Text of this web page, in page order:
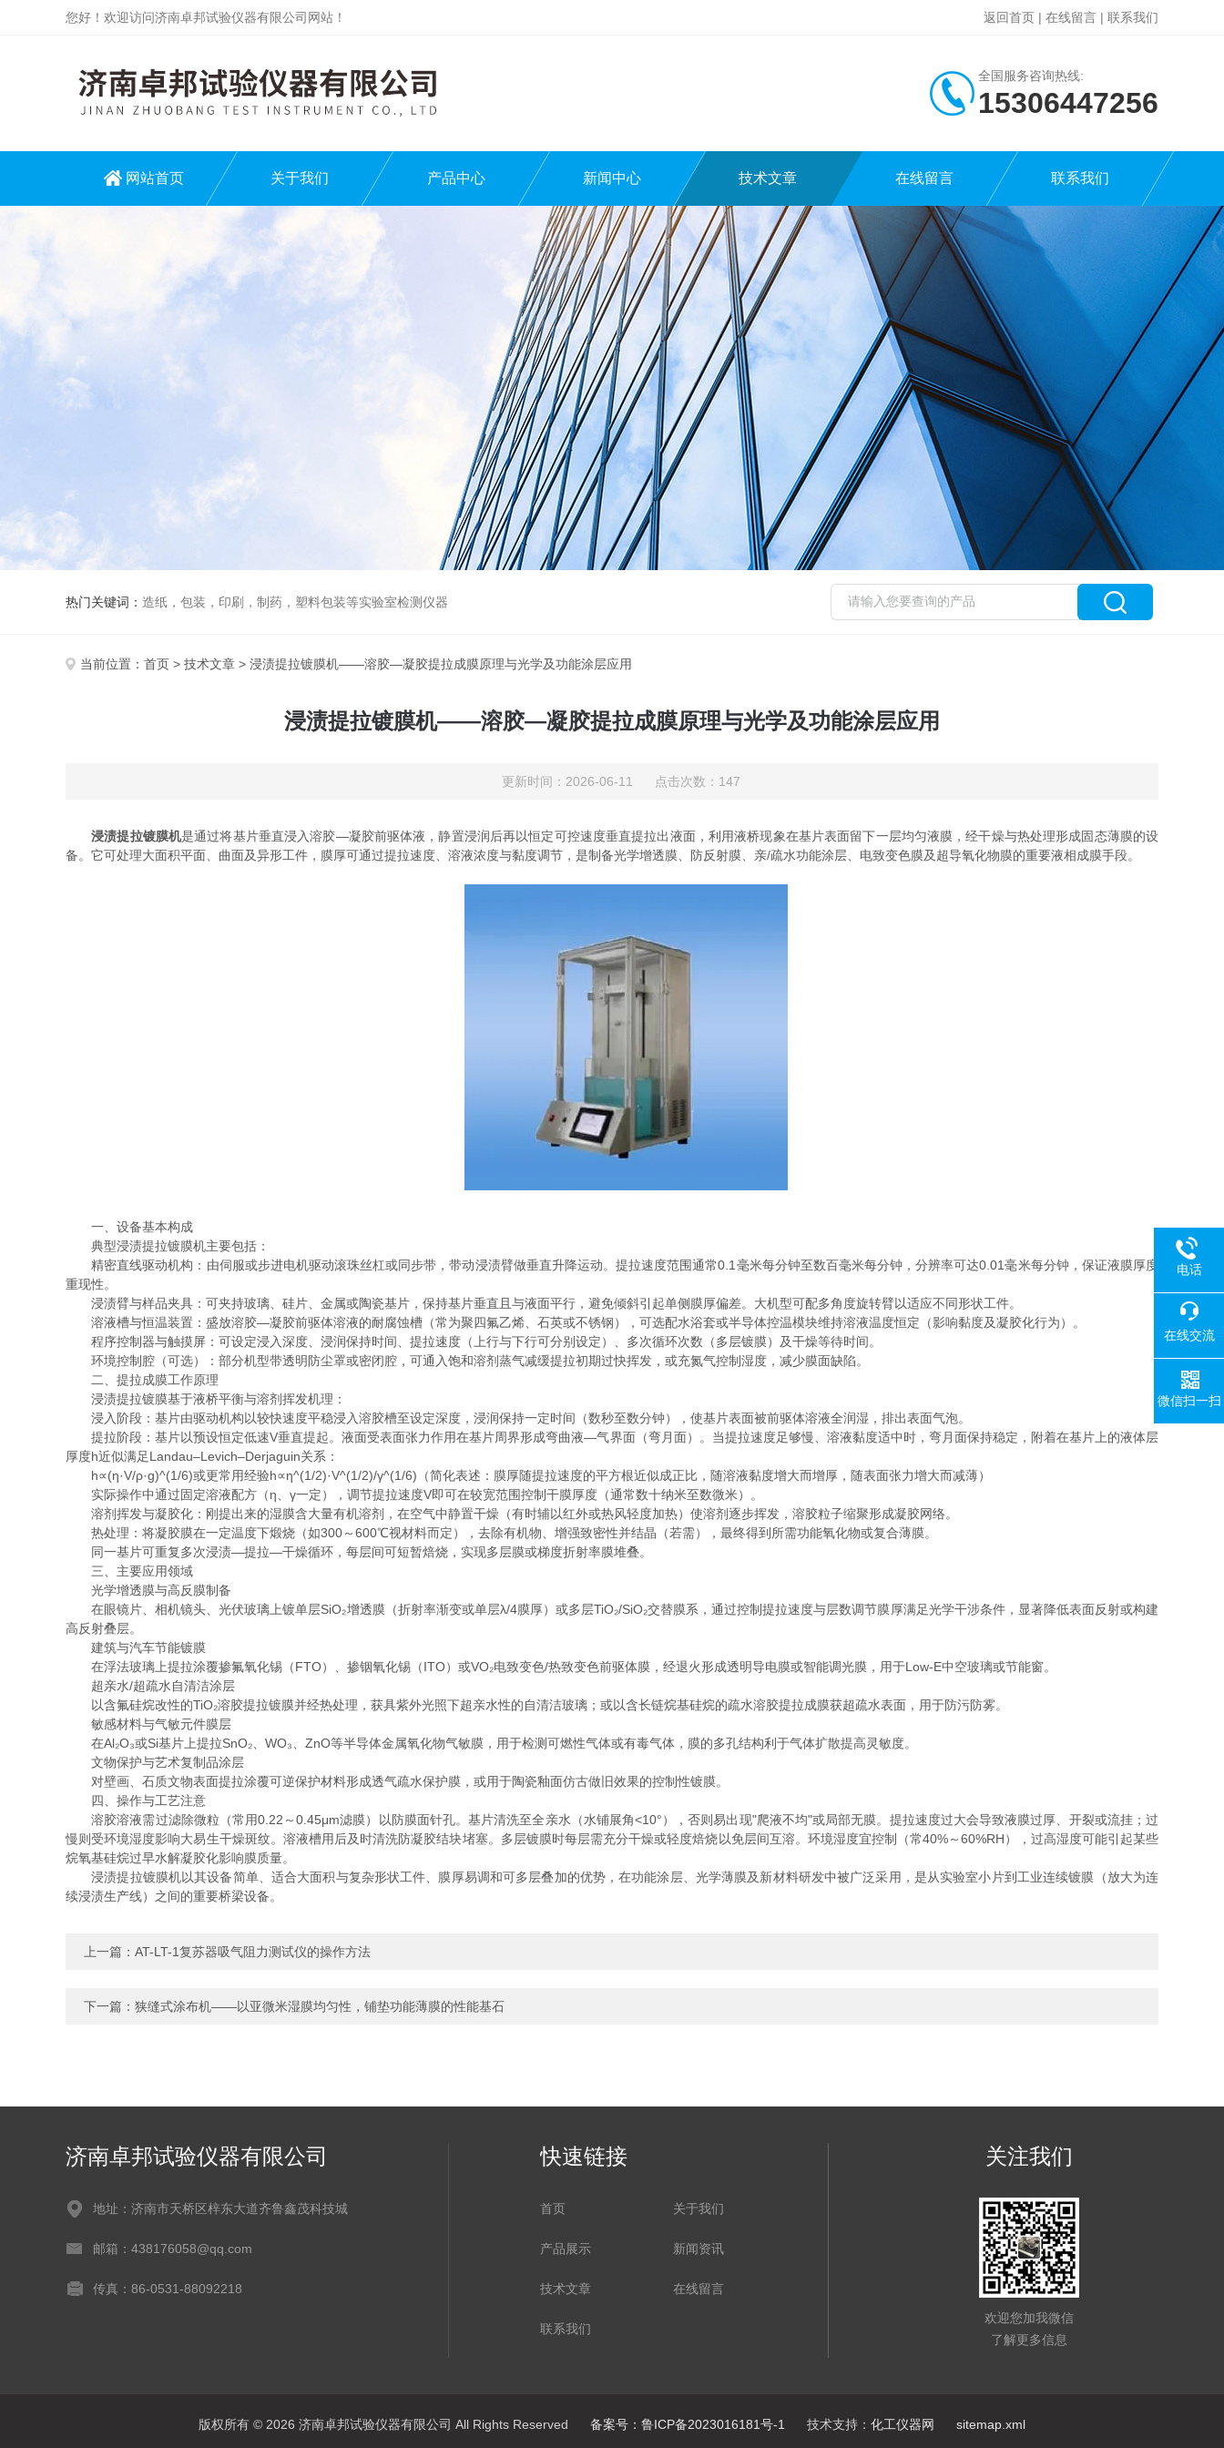
您好！欢迎访问济南卓邦试验仪器有限公司网站！ 返回首页 | 在线留言 | 联系我们
全国服务咨询热线:
15306447256
网站首页 关于我们 产品中心 新闻中心 技术文章 在线留言 联系我们
热门关键词： 造纸，包装，印刷，制药，塑料包装等实验室检测仪器
当前位置： 首页 > 技术文章 > 浸渍提拉镀膜机——溶胶—凝胶提拉成膜原理与光学及功能涂层应用
浸渍提拉镀膜机——溶胶—凝胶提拉成膜原理与光学及功能涂层应用
更新时间：2026-06-11 点击次数：147
浸渍提拉镀膜机是通过将基片垂直浸入溶胶—凝胶前驱体液，静置浸润后再以恒定可控速度垂直提拉出液面，利用液桥现象在基片表面留下一层均匀液膜，经干燥与热处理形成固态薄膜的设
备。它可处理大面积平面、曲面及异形工件，膜厚可通过提拉速度、溶液浓度与黏度调节，是制备光学增透膜、防反射膜、亲/疏水功能涂层、电致变色膜及超导氧化物膜的重要液相成膜手段。
一、设备基本构成
典型浸渍提拉镀膜机主要包括：
精密直线驱动机构：由伺服或步进电机驱动滚珠丝杠或同步带，带动浸渍臂做垂直升降运动。提拉速度范围通常0.1毫米每分钟至数百毫米每分钟，分辨率可达0.01毫米每分钟，保证液膜厚度
重现性。
浸渍臂与样品夹具：可夹持玻璃、硅片、金属或陶瓷基片，保持基片垂直且与液面平行，避免倾斜引起单侧膜厚偏差。大机型可配多角度旋转臂以适应不同形状工件。
溶液槽与恒温装置：盛放溶胶—凝胶前驱体溶液的耐腐蚀槽（常为聚四氟乙烯、石英或不锈钢），可选配水浴套或半导体控温模块维持溶液温度恒定（影响黏度及凝胶化行为）。
程序控制器与触摸屏：可设定浸入深度、浸润保持时间、提拉速度（上行与下行可分别设定）、多次循环次数（多层镀膜）及干燥等待时间。
环境控制腔（可选）：部分机型带透明防尘罩或密闭腔，可通入饱和溶剂蒸气减缓提拉初期过快挥发，或充氮气控制湿度，减少膜面缺陷。
二、提拉成膜工作原理
浸渍提拉镀膜基于液桥平衡与溶剂挥发机理：
浸入阶段：基片由驱动机构以较快速度平稳浸入溶胶槽至设定深度，浸润保持一定时间（数秒至数分钟），使基片表面被前驱体溶液全润湿，排出表面气泡。
提拉阶段：基片以预设恒定低速V垂直提起。液面受表面张力作用在基片周界形成弯曲液—气界面（弯月面）。当提拉速度足够慢、溶液黏度适中时，弯月面保持稳定，附着在基片上的液体层
厚度h近似满足Landau–Levich–Derjaguin关系：
h∝(η·V/ρ·g)^(1/6)或更常用经验h∝η^(1/2)·V^(1/2)/γ^(1/6)（简化表述：膜厚随提拉速度的平方根近似成正比，随溶液黏度增大而增厚，随表面张力增大而减薄）
实际操作中通过固定溶液配方（η、γ一定），调节提拉速度V即可在较宽范围控制干膜厚度（通常数十纳米至数微米）。
溶剂挥发与凝胶化：刚提出来的湿膜含大量有机溶剂，在空气中静置干燥（有时辅以红外或热风轻度加热）使溶剂逐步挥发，溶胶粒子缩聚形成凝胶网络。
热处理：将凝胶膜在一定温度下煅烧（如300～600℃视材料而定），去除有机物、增强致密性并结晶（若需），最终得到所需功能氧化物或复合薄膜。
同一基片可重复多次浸渍—提拉—干燥循环，每层间可短暂焙烧，实现多层膜或梯度折射率膜堆叠。
三、主要应用领域
光学增透膜与高反膜制备​
在眼镜片、相机镜头、光伏玻璃上镀单层SiO₂增透膜（折射率渐变或单层λ/4膜厚）或多层TiO₂/SiO₂交替膜系，通过控制提拉速度与层数调节膜厚满足光学干涉条件，显著降低表面反射或构建
高反射叠层。
建筑与汽车节能镀膜​
在浮法玻璃上提拉涂覆掺氟氧化锡（FTO）、掺铟氧化锡（ITO）或VO₂电致变色/热致变色前驱体膜，经退火形成透明导电膜或智能调光膜，用于Low‑E中空玻璃或节能窗。
超亲水/超疏水自清洁涂层​
以含氟硅烷改性的TiO₂溶胶提拉镀膜并经热处理，获具紫外光照下超亲水性的自清洁玻璃；或以含长链烷基硅烷的疏水溶胶提拉成膜获超疏水表面，用于防污防雾。
敏感材料与气敏元件膜层​
在Al₂O₃或Si基片上提拉SnO₂、WO₃、ZnO等半导体金属氧化物气敏膜，用于检测可燃性气体或有毒气体，膜的多孔结构利于气体扩散提高灵敏度。
文物保护与艺术复制品涂层​
对壁画、石质文物表面提拉涂覆可逆保护材料形成透气疏水保护膜，或用于陶瓷釉面仿古做旧效果的控制性镀膜。
四、操作与工艺注意
溶胶溶液需过滤除微粒（常用0.22～0.45μm滤膜）以防膜面针孔。基片清洗至全亲水（水铺展角<10°），否则易出现"爬液不均"或局部无膜。提拉速度过大会导致液膜过厚、开裂或流挂；过
慢则受环境湿度影响大易生干燥斑纹。溶液槽用后及时清洗防凝胶结块堵塞。多层镀膜时每层需充分干燥或轻度焙烧以免层间互溶。环境湿度宜控制（常40%～60%RH），过高湿度可能引起某些
烷氧基硅烷过早水解凝胶化影响膜质量。
浸渍提拉镀膜机以其设备简单、适合大面积与复杂形状工件、膜厚易调和可多层叠加的优势，在功能涂层、光学薄膜及新材料研发中被广泛采用，是从实验室小片到工业连续镀膜（放大为连
续浸渍生产线）之间的重要桥梁设备。
上一篇： AT-LT-1复苏器吸气阻力测试仪的操作方法
下一篇： 狭缝式涂布机——以亚微米湿膜均匀性，铺垫功能薄膜的性能基石
济南卓邦试验仪器有限公司
地址：济南市天桥区梓东大道齐鲁鑫茂科技城
邮箱：438176058@qq.com
传真：86-0531-88092218
快速链接
首页 关于我们
产品展示 新闻资讯
技术文章 在线留言
联系我们
关注我们
欢迎您加我微信
了解更多信息
版权所有 © 2026 济南卓邦试验仪器有限公司 All Rights Reserved 备案号：鲁ICP备2023016181号-1 技术支持： 化工仪器网 sitemap.xml
电话
在线交流
微信扫一扫